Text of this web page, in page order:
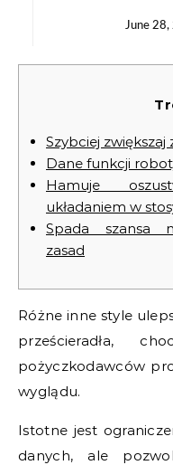
June 28,
Szybciej zwiększaj
Dane funkcji
Hamuje
układaniem w
Spada szansa
zasad
Różne inne style
prześcieradła,
pożyczkodawców
wyglądu.
Istotne jest
danych, ale